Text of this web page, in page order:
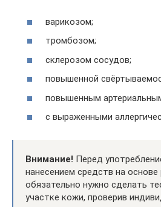
варикозом;
тромбозом;
склерозом сосудов;
повышенной
повышенным
с выраженными
Внимание! Перед
нанесением средств на
обязательно нужно сделать
участке кожи, проверив